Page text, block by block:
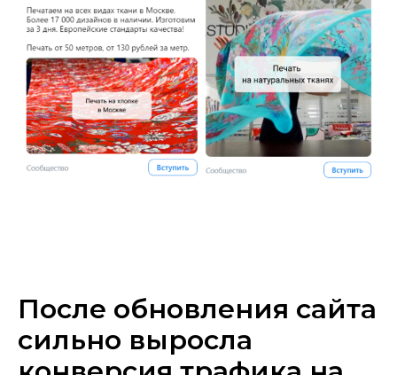
После обновления сайта
сильно выросла